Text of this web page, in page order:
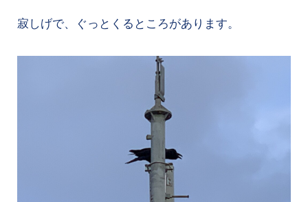
寂しげで、ぐっとくるところがあります。